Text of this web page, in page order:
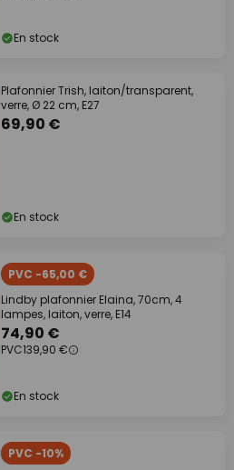
En stock
Plafonnier Trish, laiton/transparent,
verre, Ø 22 cm, E27
69,90 €
En stock
PVC -65,00 €
Lindby plafonnier Elaina, 70cm, 4
lampes, laiton, verre, E14
74,90 €
PVC139,90 €
En stock
PVC -10%